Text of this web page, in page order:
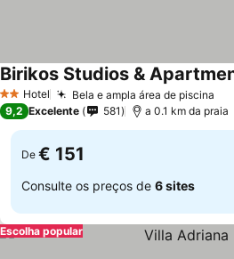
2 Estrelas
Hotel Bela e ampla área de piscina
Birikos Studios &
9,2 Excelente 581 a 0.1 km da praia
De € 151
Consulte os preços de 6 sites
Escolha popular